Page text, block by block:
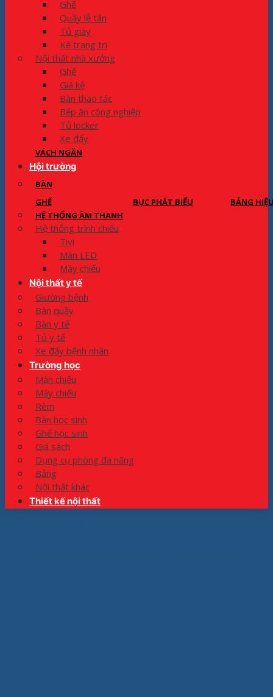
Ghế
Quầy lễ tân
Tủ giày
Kệ trang trí
Nội thất nhà xưởng
Ghế
Giá kệ
Bàn thao tác
Bếp ăn công nghiệp
Tủ locker
Xe đẩy
VÁCH NGĂN
Hội trường
BÀN
GHẾ
BỤC PHÁT BIỂU
BẢNG
HỆ THỐNG ÂM THANH
Hệ thống trình chiếu
Tivi
Màn LED
Máy chiếu
Nội thất y tế
Giường bệnh
Bàn quầy
Bàn y tế
Tủ y tế
Xe đẩy bệnh nhân
Trường học
Màn chiếu
Máy chiếu
Rèm
Bàn học sinh
Ghế học sinh
Giá sách
Dụng cụ phòng đa năng
Bảng
Nội thất khác
Thiết kế nội thất